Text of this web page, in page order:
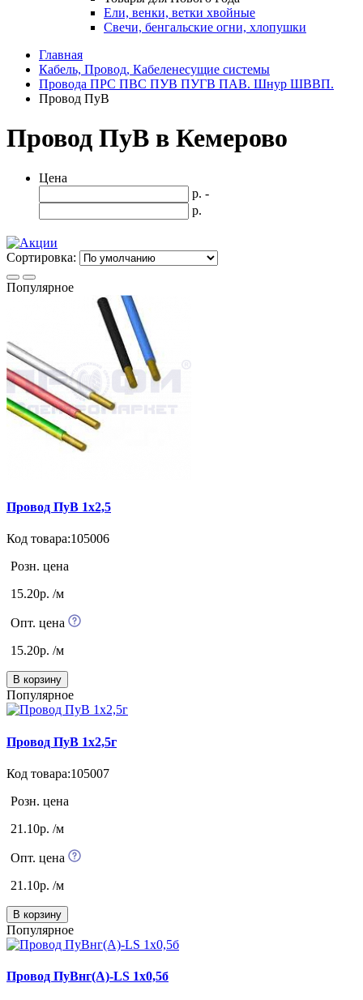
Ели, венки, ветки хвойные
Свечи, бенгальские огни, хлопушки
Главная
Кабель, Провод, Кабеленесущие системы
Провода ПРС ПВС ПУВ ПУГВ ПАВ. Шнур ШВВП.
Провод ПуВ
Провод ПуВ в Кемерово
Цена
р. -
р.
Сортировка:
Популярное
Провод ПуВ 1х2,5
Код товара:105006
Розн. цена
15.20р. /м
Опт. цена
15.20р. /м
В корзину
Популярное
Провод ПуВ 1х2,5г
Код товара:105007
Розн. цена
21.10р. /м
Опт. цена
21.10р. /м
В корзину
Популярное
Провод ПуВнг(А)-LS 1х0,5б